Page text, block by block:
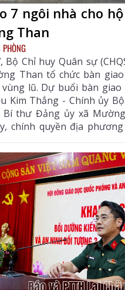
7 ngôi nhà cho
Than
Bộ Chỉ huy Quân sự
Than tổ chức bàn
lũ. Dự buổi bàn giao
Kim Thắng - Chính ủy Bộ
Bí thư Đảng ủy xã
chính quyền địa phương